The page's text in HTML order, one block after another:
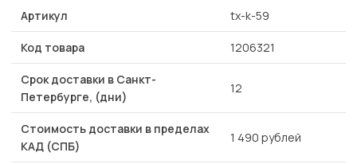
Артикул tx-k-59
Код товара 1206321
Срок доставки в Санкт-
Петербурге, (дни)
12
Стоимость доставки в пределах
КАД (СПБ)
1 490 рублей